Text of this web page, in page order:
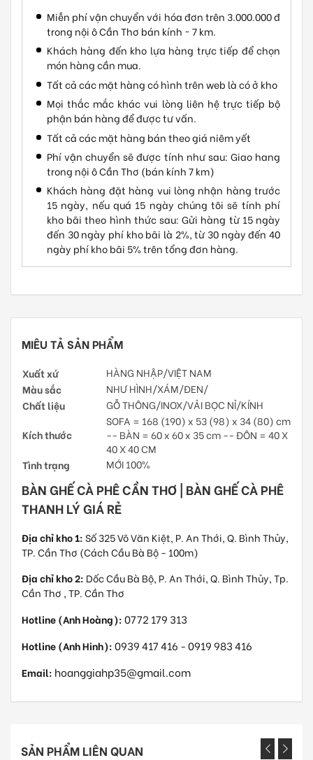
Miễn phí vận chuyển với hóa đơn trên 3.000.000 đ
trong nội ô Cần Thơ bán kính ~ 7 km.
Khách hàng đến kho lựa hàng trực tiếp để chọn
món hàng cần mua.
Tất cả các mặt hàng có hình trên web là có ở kho
Mọi thắc mắc khác vui lòng liên hệ trực tiếp bộ
phận bán hàng để được tư vấn.
Tất cả các mặt hàng bán theo giá niêm yết
Phí vận chuyển sẽ được tính như sau: Giao hang
trong nội ô Cần Thơ (bán kính 7 km)
Khách hàng đặt hàng vui lòng nhận hàng trước
15 ngày, nếu quá 15 ngày chúng tôi sẽ tính phí
kho bãi theo hình thức sau: Gửi hàng từ 15 ngày
đến 30 ngày phí kho bãi là 2%, từ 30 ngày đến 40
ngày phí kho bãi 5% trên tổng đơn hàng.
MIÊU TẢ SẢN PHẨM
Xuất xứ HÀNG NHẬP/VIỆT NAM
Màu sắc NHƯ HÌNH/XÁM/ĐEN/
Chất liệu GỖ THÔNG/INOX/VẢI BỌC NỈ/KÍNH
Kích thước
SOFA = 168 (190) x 53 (98) x 34 (80) cm
-- BÀN = 60 x 60 x 35 cm -- ĐÔN = 40 X
40 X 40 CM
Tình trạng MỚI 100%
BÀN GHẾ CÀ PHÊ CẦN THƠ | BÀN GHẾ CÀ PHÊ
THANH LÝ GIÁ RẺ
Địa chỉ kho 1:Số 325 Võ Văn Kiệt, P. An Thới, Q. Bình Thủy,
TP. Cần Thơ (Cách Cầu Bà Bộ - 100m)
Địa chỉ kho 2: Dốc Cầu Bà Bộ, P. An Thới, Q. Bình Thủy, Tp.
Cần Thơ , TP. Cần Thơ
Hotline (Anh Hoàng):0772 179 313
Hotline (Anh Hinh):0939 417 416 -0919 983 416
Email: hoanggiahp35@gmail.com
SẢN PHẨM LIÊN QUAN